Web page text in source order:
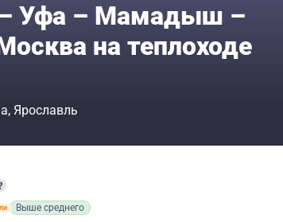
Уфа – Мамадыш –
на теплоходе
Ярославль
Выше среднего